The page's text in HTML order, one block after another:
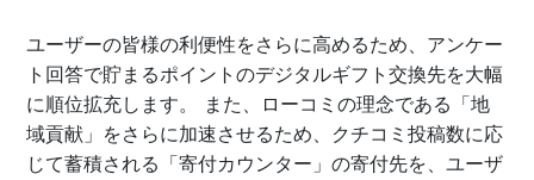
ユーザーの皆様の利便性をさらに高めるため、アンケー
ト回答で貯まるポイントのデジタルギフト交換先を大幅
に順位拡充します。 また、ローコミの理念である「地
域貢献」をさらに加速させるため、クチコミ投稿数に応
じて蓄積される「寄付カウンター」の寄付先を、ユーザ